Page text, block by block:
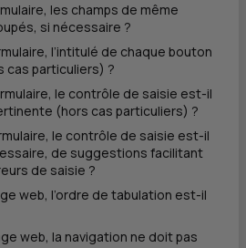
les champs de même
si nécessaire ?
l’intitulé de chaque bouton
particuliers) ?
le contrôle de saisie est-il
(hors cas particuliers) ?
le contrôle de saisie est-il
de suggestions facilitant
de saisie ?
web, l’ordre de tabulation est-il
web, la navigation ne doit pas